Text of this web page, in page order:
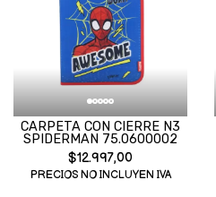
CARPETA CON CIERRE N3
SPIDERMAN 75.0600002
$12.997,00
PRECIOS NO INCLUYEN IVA